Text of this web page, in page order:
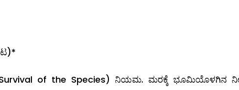
(Survival of the Species) ನಿಯಮ. ಮರಕ್ಕೆ ಭೂಮಿಯೊಳಗಿನ